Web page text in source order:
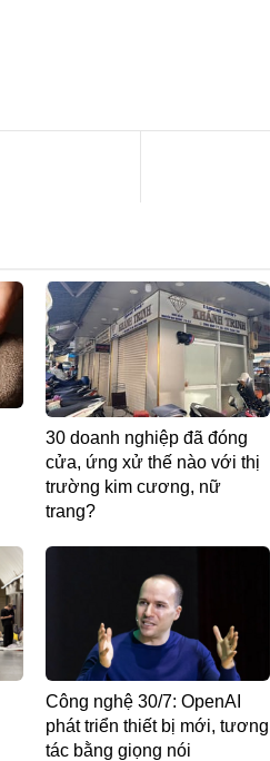
30 doanh nghiệp đã đóng
cửa, ứng xử thế nào với thị
trường kim cương, nữ
trang?
Công nghệ 30/7: OpenAI
phát triển thiết bị mới, tương
tác bằng giọng nói